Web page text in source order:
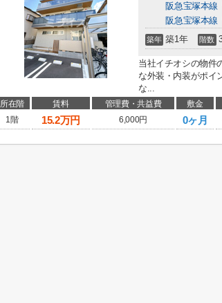
阪急宝塚本線
阪急宝塚本線
築年 築1年 階数
当社イチオシの物
な外装・内装がポイ
な...
所在階 賃料 管理費・共益費 敷金
1階
15.2万円 6,000円 0ヶ月